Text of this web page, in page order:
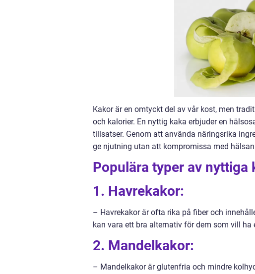
Kakor är en omtyckt del av vår kost, men
och kalorier. En nyttig kaka erbjuder en
tillsatser. Genom att använda näringsrika
ge njutning utan att kompromissa med
Populära typer av nyttiga
1. Havrekakor:
– Havrekakor är ofta rika på fiber och
kan vara ett bra alternativ för dem som vill
2. Mandelkakor:
– Mandelkakor är glutenfria och mindre